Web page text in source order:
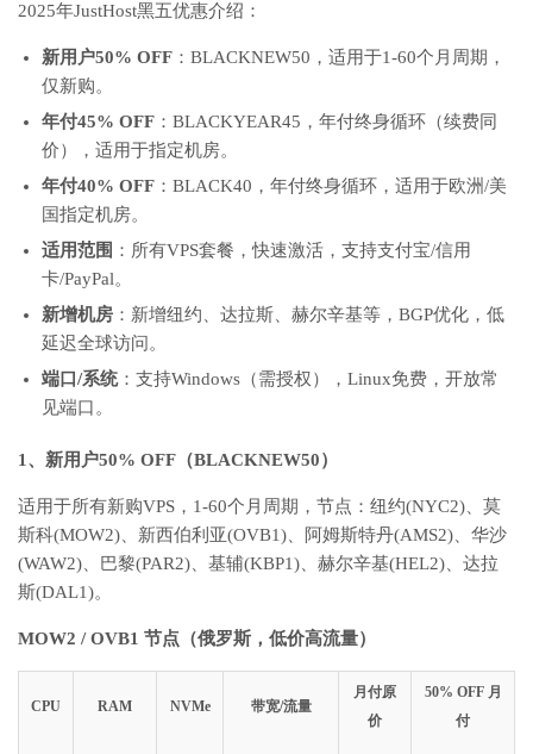
2025年JustHost黑五优惠介绍：
新用户50% OFF ：BLACKNEW50，适用于1-60个月周期，
仅新购。
年付45% OFF ：BLACKYEAR45，年付终身循环（续费同
价），适用于指定机房。
年付40% OFF ：BLACK40，年付终身循环，适用于欧洲/美
国指定机房。
适用范围 ：所有VPS套餐，快速激活，支持支付宝/信用
卡/PayPal。
新增机房 ：新增纽约、达拉斯、赫尔辛基等，BGP优化，低
延迟全球访问。
端口/系统：支持Windows（需授权），Linux免费，开放常
见端口。
1、新用户50% OFF（BLACKNEW50）
适用于所有新购VPS，1-60个月周期，节点：纽约(NYC2)、莫
斯科(MOW2)、新西伯利亚(OVB1)、阿姆斯特丹(AMS2)、华沙
(WAW2)、巴黎(PAR2)、基辅(KBP1)、赫尔辛基(HEL2)、达拉
斯(DAL1)。
MOW2 / OVB1 节点（俄罗斯，低价高流量）
CPU RAM NVMe 带宽/流量
月付原
价
50% OFF 月
付